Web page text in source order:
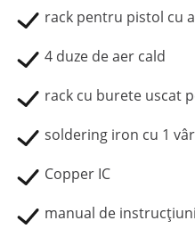
rack pentru pistol cu
4 duze de aer cald
rack cu burete uscat
soldering iron cu 1
Copper IC
manual de instrucțiuni